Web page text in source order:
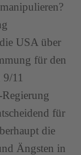
USA über
für den
11
für
die
Ängsten in